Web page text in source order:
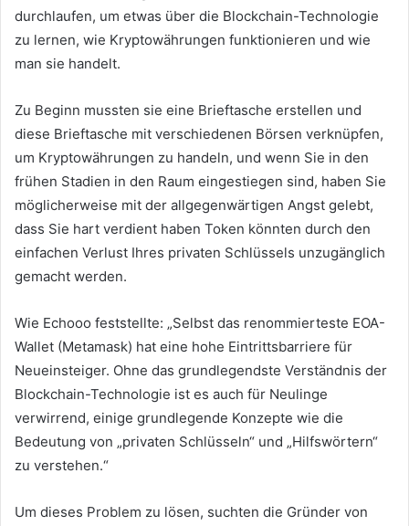
durchlaufen, um etwas über die Blockchain-Technologie
zu lernen, wie Kryptowährungen funktionieren und wie
man sie handelt.
Zu Beginn mussten sie eine Brieftasche erstellen und
diese Brieftasche mit verschiedenen Börsen verknüpfen,
um Kryptowährungen zu handeln, und wenn Sie in den
frühen Stadien in den Raum eingestiegen sind, haben Sie
möglicherweise mit der allgegenwärtigen Angst gelebt,
dass Sie hart verdient haben Token könnten durch den
einfachen Verlust Ihres privaten Schlüssels unzugänglich
gemacht werden.
Wie Echooo feststellte: „Selbst das renommierteste EOA-
Wallet (Metamask) hat eine hohe Eintrittsbarriere für
Neueinsteiger. Ohne das grundlegendste Verständnis der
Blockchain-Technologie ist es auch für Neulinge
verwirrend, einige grundlegende Konzepte wie die
Bedeutung von „privaten Schlüsseln“ und „Hilfswörtern“
zu verstehen.“
Um dieses Problem zu lösen, suchten die Gründer von